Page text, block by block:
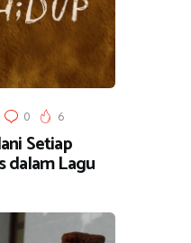
0 6
Setiap
dalam Lagu